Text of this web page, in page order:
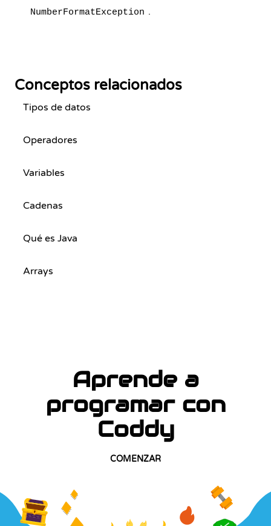
NumberFormatException .
Conceptos relacionados
Tipos de datos
Operadores
Variables
Cadenas
Qué es Java
Arrays
Aprende a
programar con
Coddy
COMENZAR